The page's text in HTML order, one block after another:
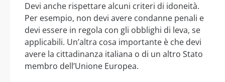
Devi anche rispettare alcuni criteri di idoneità.
Per esempio, non devi avere condanne penali e
devi essere in regola con gli obblighi di leva, se
applicabili. Un’altra cosa importante è che devi
avere la cittadinanza italiana o di un altro Stato
membro dell’Unione Europea.